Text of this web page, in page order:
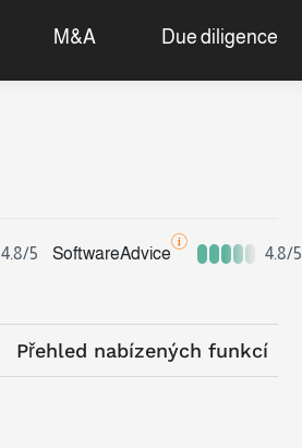
M&A Due diligence
4.8/5 SoftwareAdvice 4.8/5
Přehled nabízených funkcí